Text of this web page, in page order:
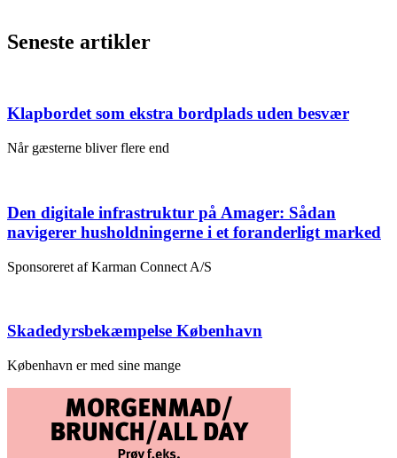
Seneste artikler
Klapbordet som ekstra bordplads uden besvær
Når gæsterne bliver flere end
Den digitale infrastruktur på Amager: Sådan
navigerer husholdningerne i et foranderligt marked
Sponsoreret af Karman Connect A/S
Skadedyrsbekæmpelse København
København er med sine mange